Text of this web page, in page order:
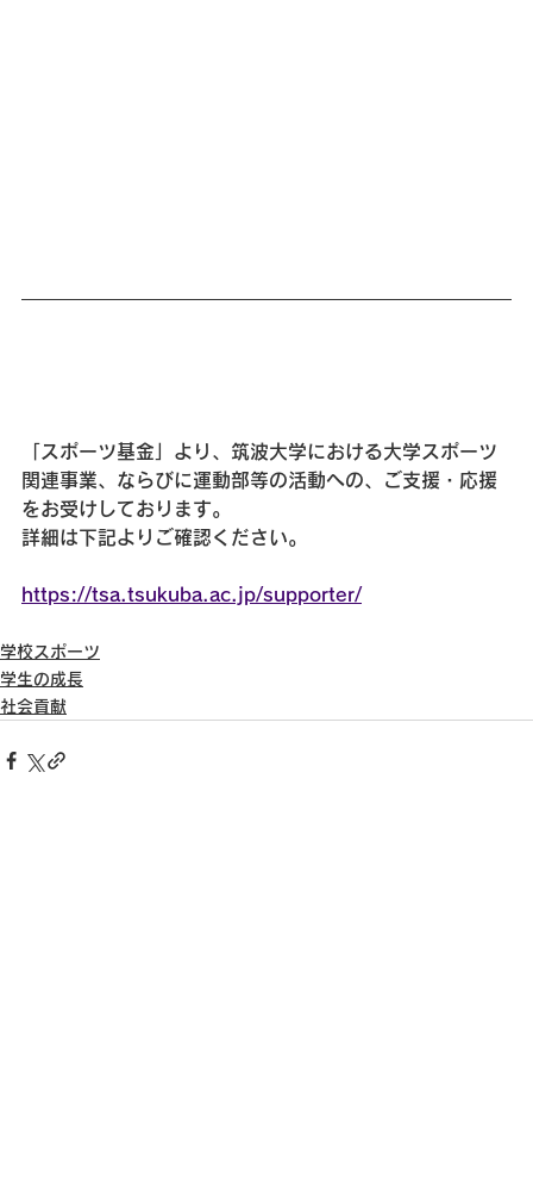
「スポーツ基金」より、筑波大学における大学スポーツ
関連事業、ならびに運動部等の活動への、ご支援・応援
をお受けしております。
詳細は下記よりご確認ください。
https://tsa.tsukuba.ac.jp/supporter/
学校スポーツ
学生の成長
社会貢献